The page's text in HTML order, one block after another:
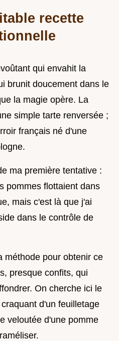
recette
qui envahit la
brunit doucement dans le
la magie opère. La
simple tarte renversée ;
français né d'une
ma première tentative :
pommes flottaient dans
mais c'est là que j'ai
dans le contrôle de
méthode pour obtenir ce
presque confits, qui
On cherche ici le
d'un feuilletage
veloutée d'une pomme